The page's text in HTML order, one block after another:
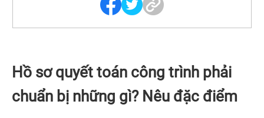
Hồ sơ quyết toán công trình phải
chuẩn bị những gì? Nêu đặc điểm